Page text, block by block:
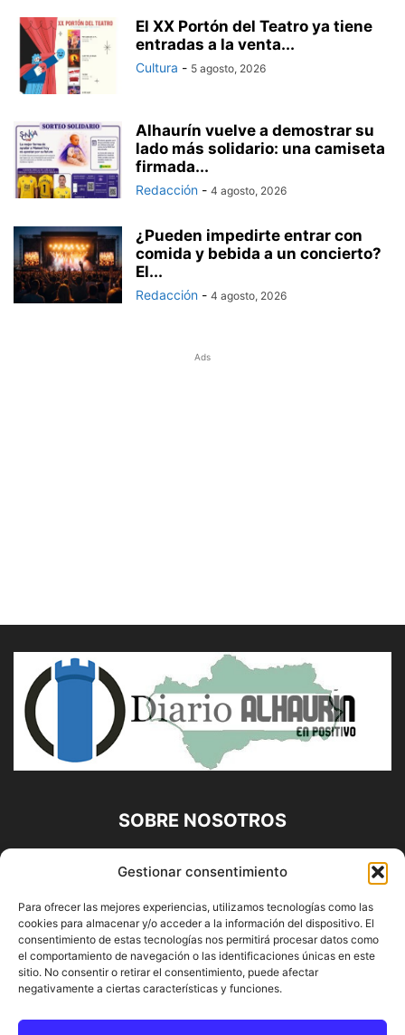
Gestionar consentimiento
Para ofrecer las mejores experiencias, utilizamos tecnologías como las
cookies para almacenar y/o acceder a la información del dispositivo. El
consentimiento de estas tecnologías nos permitirá procesar datos como
el comportamiento de navegación o las identificaciones únicas en este
sitio. No consentir o retirar el consentimiento, puede afectar
negativamente a ciertas características y funciones.
El XX Portón del Teatro ya tiene
entradas a la venta...
Cultura - 5 agosto, 2026
Alhaurín vuelve a demostrar su
lado más solidario: una camiseta
firmada...
Redacción - 4 agosto, 2026
¿Pueden impedirte entrar con
comida y bebida a un concierto?
El...
Redacción - 4 agosto, 2026
Ads
SOBRE NOSOTROS
Diario Alhaurín (www.alhaurindelatorre.com) Propiedad de
Francisco E. López López | 639 95 71 95 | Noticias de
Alhaurín de la Torre, Málaga y Provincia|
Contáctanos:info@alhaurindelatorre.com
SÍGUENOS